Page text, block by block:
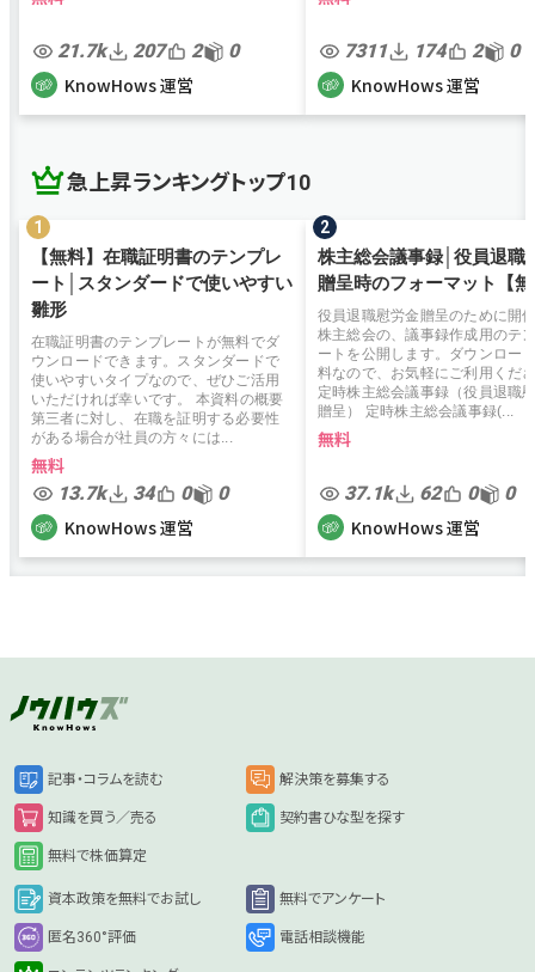
21.7k 207 2 0
KnowHows 運営
7311 174 2 0
KnowHows 運営
急上昇ランキングトップ10
【無料】在職証明書のテンプレ
ート│スタンダードで使いやすい
雛形
在職証明書のテンプレートが無料でダ
ウンロードできます。スタンダードで
使いやすいタイプなので、ぜひご活用
いただければ幸いです。 本資料の概要
第三者に対し、在職を証明する必要性
がある場合が社員の方々には...
無料
13.7k 34 0 0
KnowHows 運営
株主総会議事録│役員退職
贈呈時のフォーマット【
役員退職慰労金贈呈のために開
株主総会の、議事録作成用のテ
ートを公開します。ダウンロー
料なので、お気軽にご利用くだ
定時株主総会議事録（役員退職
贈呈） 定時株主総会議事録(...
無料
37.1k 62 0 0
KnowHows 運営
記事・コラムを読む 解決策を募集する
知識を買う／売る 契約書ひな型を探す
無料で株価算定
資本政策を無料でお試し 無料でアンケート
匿名360°評価 電話相談機能